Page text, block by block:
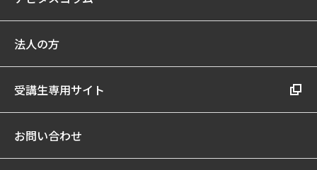
法人の方
受講生専用サイト
お問い合わせ